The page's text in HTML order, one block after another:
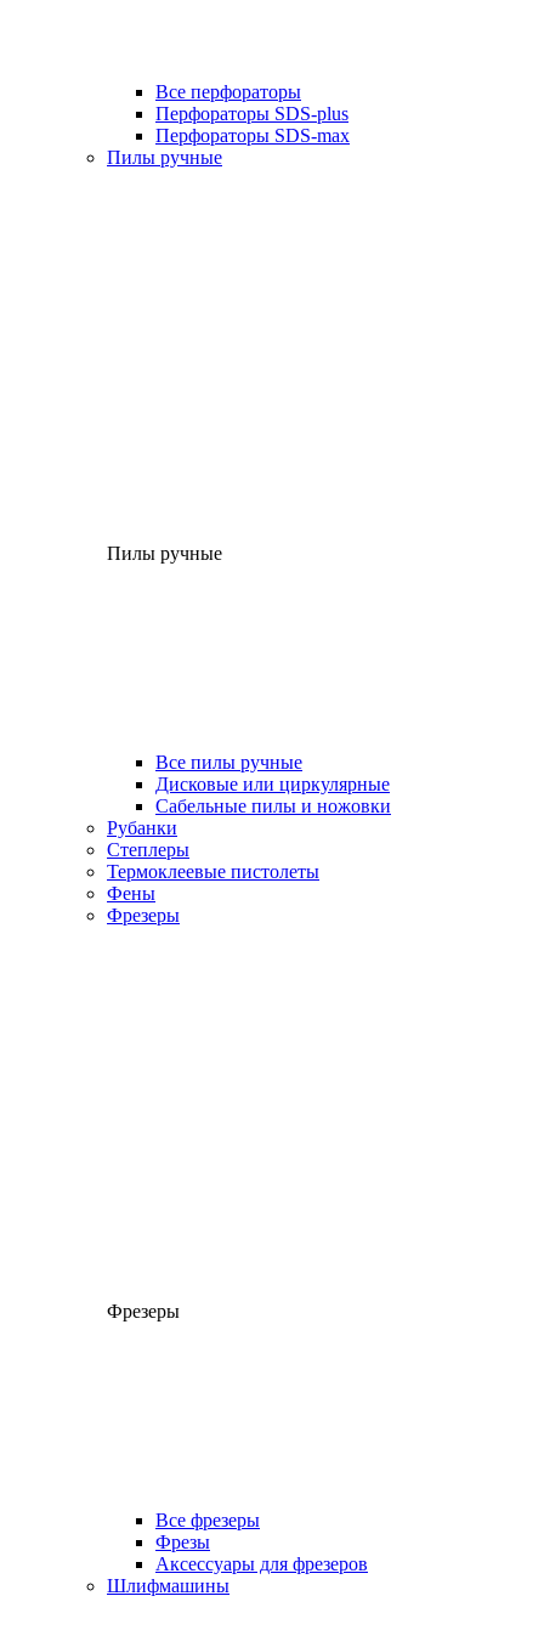
Все перфораторы
Перфораторы SDS-plus
Перфораторы SDS-max
Пилы ручные
Пилы ручные
Все пилы ручные
Дисковые или циркулярные
Сабельные пилы и ножовки
Рубанки
Степлеры
Термоклеевые пистолеты
Фены
Фрезеры
Фрезеры
Все фрезеры
Фрезы
Аксессуары для фрезеров
Шлифмашины